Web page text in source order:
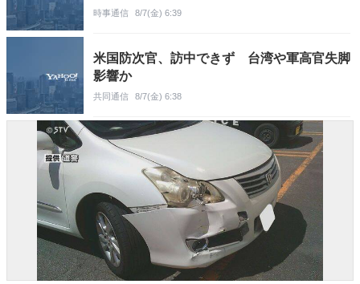
時事通信 8/7(金) 6:39
米国防次官、訪中できず 台湾や軍高官失脚
影響か
共同通信 8/7(金) 6:38